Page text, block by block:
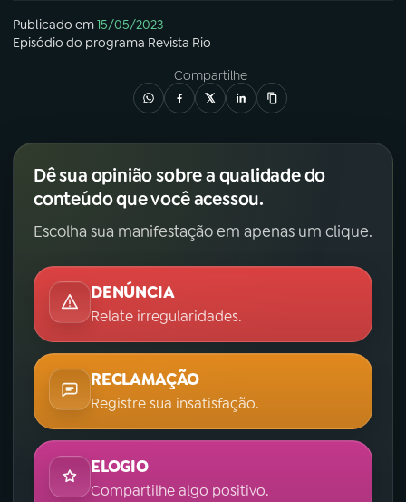
Publicado em15/05/2023
Episódio do programa Revista Rio
Compartilhe
Dê sua opinião sobre a qualidade do
conteúdo que você acessou.
Escolha sua manifestação em apenas um clique.
DENÚNCIA
Relate irregularidades.
RECLAMAÇÃO
Registre sua insatisfação.
ELOGIO
Compartilhe algo positivo.